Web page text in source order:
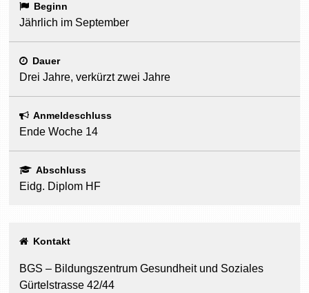
Beginn
Jährlich im September
Dauer
Drei Jahre, verkürzt zwei Jahre
Anmeldeschluss
Ende Woche 14
Abschluss
Eidg. Diplom HF
Kontakt
BGS – Bildungszentrum Gesundheit und Soziales
Gürtelstrasse 42/44